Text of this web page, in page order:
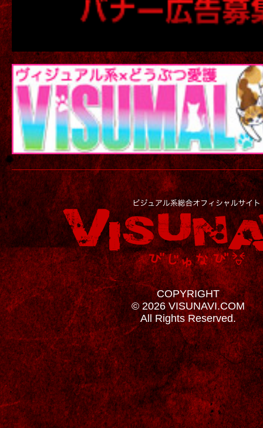
COPYRIGHT
© 2026 VISUNAVI.COM
All Rights Reserved.